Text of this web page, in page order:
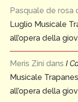
Pasquale de rosa
Luglio Musicale
all’opera della
Meris Zini dans I
Musicale
all’opera della